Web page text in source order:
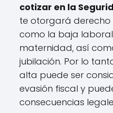
cotizar en la
te otorgará derecho
como la baja
maternidad, así
jubilación. Por lo
alta puede ser
evasión fiscal y
consecuencias